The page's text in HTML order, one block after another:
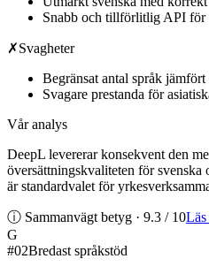
Snabb och tillförlitlig API för
✗Svagheter
Begränsat antal språk
Svagare prestanda för
Vår analys
DeepL levererar konsekvent den
översättningskvaliteten för svenska
är standardvalet för
ⓘ Sammanvägt betyg · 9.3 / 10Läs
G
#02Bredast språkstöd